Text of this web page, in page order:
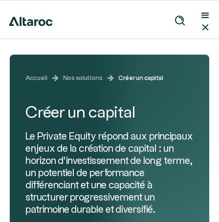
Accueil Nos solutions Créer un capital
Créer un capital
Le Private Equity répond aux principaux
enjeux de la création de capital : un
horizon d’investissement de long terme,
un potentiel de performance
différenciant et une capacité à
structurer progressivement un
patrimoine durable et diversifié.